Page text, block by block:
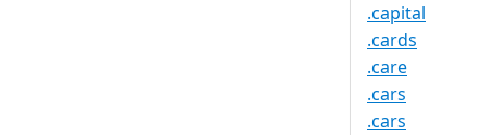
.capital
.cards
.care
.cars
.cars